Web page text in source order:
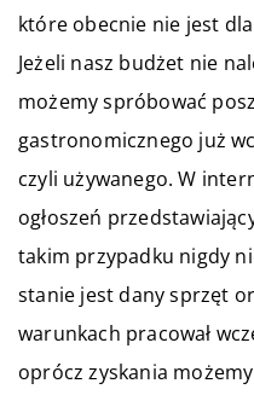
które obecnie nie jest
Jeżeli nasz budżet nie
możemy spróbować
gastronomicznego już
czyli używanego. W
ogłoszeń
takim przypadku nigdy
stanie jest dany sprzęt
warunkach pracował
oprócz zyskania